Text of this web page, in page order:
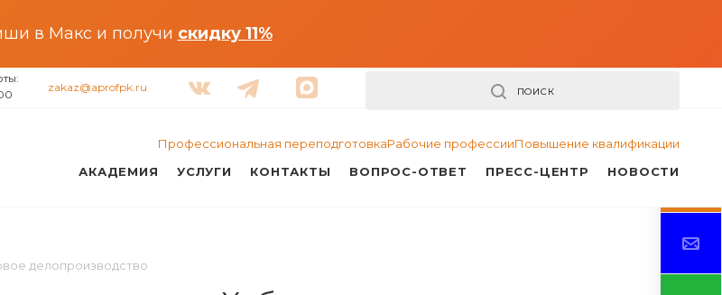
в Макс и получи скидку 11%
zakaz@aprofpk.ru ПОИСК
АКАДЕМИЯ УСЛУГИ КОНТАКТЫ ВОПРОС-ОТВЕТ ПРЕСС-ЦЕНТР НОВОСТИ
Профессиональная переподготовкаРабочие профессииПовышение квалификации
делопроизводство